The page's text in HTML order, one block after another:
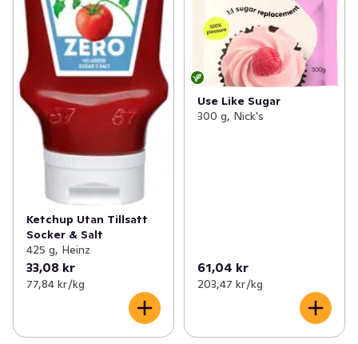
Ketchup Utan Tillsatt
Socker & Salt
425 g, Heinz
33,08 kr
77,84 kr /kg
Use Like Sugar
300 g, Nick's
61,04 kr
203,47 kr /kg